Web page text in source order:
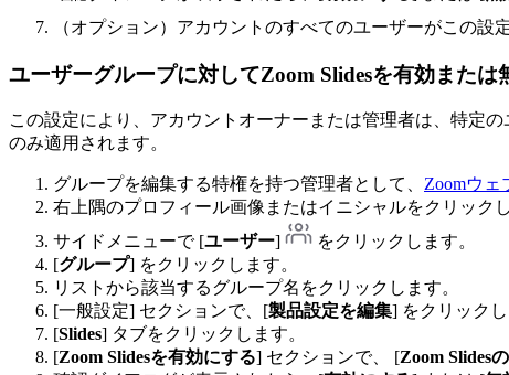
（オプション）アカウントのすべてのユーザーがこの
ユーザーグループに対してZoom Slidesを有効または
この設定により、アカウントオーナーまたは管理者は、特定
のみ適用されます。
グループを編集する特権を持つ管理者として、 Zoomウェ
右上隅のプロフィール画像またはイニシャルをクリック
サイドメニューで [ユーザー]
をクリックします。
[グループ] をクリックします。
リストから該当するグループ名をクリックします。
[一般設定] セクションで、[製品設定を編集] をクリックし
[Slides] タブをクリックします。
[Zoom Slidesを有効にする] セクションで、 [Zoom Slides